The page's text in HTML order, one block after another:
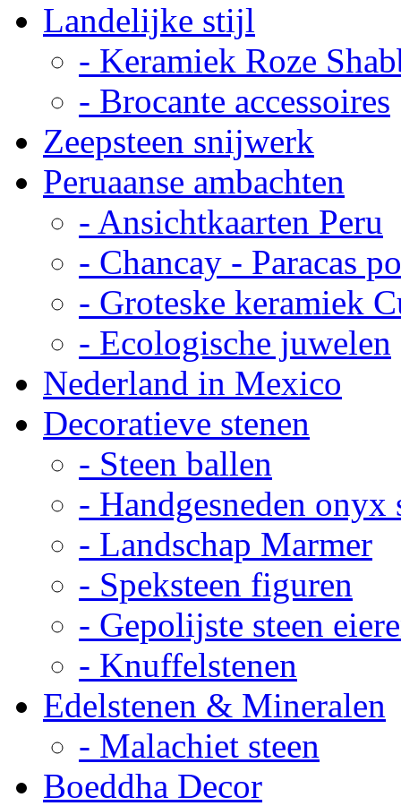
Landelijke stijl
- Keramiek Roze
- Brocante accessoires
Zeepsteen snijwerk
Peruaanse ambachten
- Ansichtkaarten Peru
- Chancay - Paracas
- Groteske keramiek
- Ecologische juwelen
Nederland in Mexico
Decoratieve stenen
- Steen ballen
- Handgesneden onyx
- Landschap Marmer
- Speksteen figuren
- Gepolijste steen
- Knuffelstenen
Edelstenen & Mineralen
- Malachiet steen
Boeddha Decor